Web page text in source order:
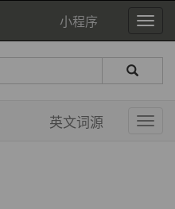
小程序
英文词源